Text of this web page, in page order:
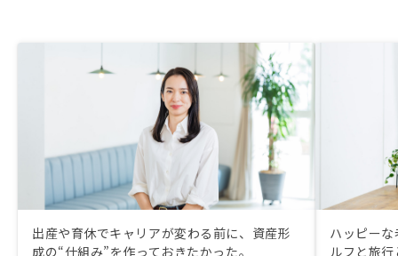
出産や育休でキャリアが変わる前に、資産形
成の“仕組み”を作っておきたかった。
ハッピー
ルフと旅